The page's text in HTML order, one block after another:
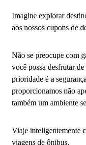
Imagine explorar
aos nossos cupons de
Não se preocupe com
você possa desfrutar
prioridade é a
proporcionamos não
também um ambiente
Viaje inteligentemente
viagens de ônibus.